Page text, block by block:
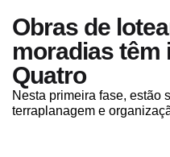
Obras de
moradias têm
Quatro
Nesta primeira fase, estão
terraplanagem e
entretenimento
vídeos
pod020